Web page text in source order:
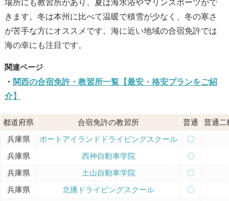
場所にも教習所があり、夏は海水浴やマリンスポーツがで
きます。冬は本州に比べて温暖で積雪が少なく、冬の寒さ
が苦手な方にオススメです。海に近い地域の合宿免許では
海の幸にも注目です。
関西の合宿免許・教習所一覧【最安・格安プランをご紹
介】
都道府県 合宿免許の教習所 普通
普通二
兵庫県
ポートアイランドドライビングスクール
〇
兵庫県
西神自動車学院
〇
兵庫県
土山自動車学院
〇
兵庫県
北播ドライビングスクール
〇